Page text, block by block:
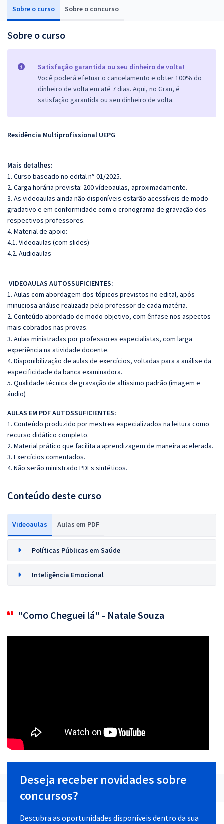
Sobre o curso Sobre o concurso
Sobre o curso
Satisfação garantida ou seu dinheiro de volta!
Você poderá efetuar o cancelamento e obter 100% do
dinheiro de volta em até 7 dias. Aqui, no Gran, é
satisfação garantida ou seu dinheiro de volta.
Residência Multiprofissional UEPG
Mais detalhes:
1. Curso baseado no edital n° 01/2025.
2. Carga horária prevista: 200 vídeoaulas, aproximadamente.
3. As videoaulas ainda não disponíveis estarão acessíveis de modo
gradativo e em conformidade com o cronograma de gravação dos
respectivos professores.
4. Material de apoio:
4.1. Videoaulas (com slides)
4.2. Audioaulas
VIDEOAULAS AUTOSSUFICIENTES:
1. Aulas com abordagem dos tópicos previstos no edital, após
minuciosa análise realizada pelo professor de cada matéria.
2. Conteúdo abordado de modo objetivo, com ênfase nos aspectos
mais cobrados nas provas.
3. Aulas ministradas por professores especialistas, com larga
experiência na atividade docente.
4. Disponibilização de aulas de exercícios, voltadas para a análise da
especificidade da banca examinadora.
5. Qualidade técnica de gravação de altíssimo padrão (imagem e
áudio)
AULAS EM PDF AUTOSSUFICIENTES:
1. Conteúdo produzido por mestres especializados na leitura como
recurso didático completo.
2. Material prático que facilita a aprendizagem de maneira acelerada.
3. Exercícios comentados.
4. Não serão ministrado PDFs sintéticos.
Conteúdo deste curso
Videoaulas Aulas em PDF
Políticas Públicas em Saúde
Inteligência Emocional
"Como Cheguei lá" - Natale Souza
Deseja receber novidades sobre
concursos?
Descubra as oportunidades disponíveis dentro da sua